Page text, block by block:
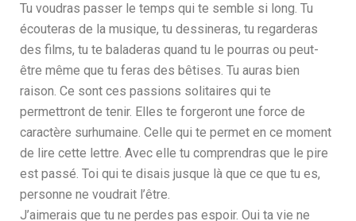
Tu voudras passer le temps qui te semble si long. Tu
écouteras de la musique, tu dessineras, tu regarderas
des films, tu te baladeras quand tu le pourras ou peut-
être même que tu feras des bêtises. Tu auras bien
raison. Ce sont ces passions solitaires qui te
permettront de tenir. Elles te forgeront une force de
caractère surhumaine. Celle qui te permet en ce moment
de lire cette lettre. Avec elle tu comprendras que le pire
est passé. Toi qui te disais jusque là que ce que tu es,
personne ne voudrait l’être.
J’aimerais que tu ne perdes pas espoir. Oui ta vie ne